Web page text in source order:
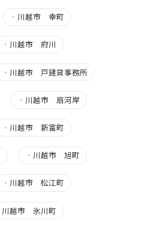
・ 川越市 幸町
・ 川越市 府川
・ 川越市 戸建貸事務所
・ 川越市 扇河岸
・ 川越市 新富町
・ 川越市 旭町
・ 川越市 松江町
川越市 氷川町